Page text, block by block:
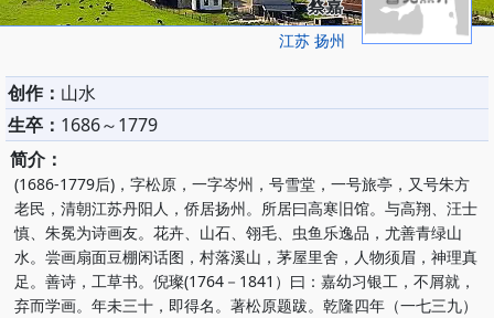
蔡嘉
江苏 扬州
创作： 山水
生卒： 1686～1779
简介：
(1686-1779后)，字松原，一字岑州，号雪堂，一号旅亭，又号朱方
老民，清朝江苏丹阳人，侨居扬州。所居曰高寒旧馆。与高翔、汪士
慎、朱冕为诗画友。花卉、山石、翎毛、虫鱼乐逸品，尤善青绿山
水。尝画扇面豆棚闲话图，村落溪山，茅屋里舍，人物须眉，神理真
足。善诗，工草书。倪璨(1764－1841）曰：嘉幼习银工，不屑就，
弃而学画。年未三十，即得名。著松原题跋。乾隆四年（一七三九）